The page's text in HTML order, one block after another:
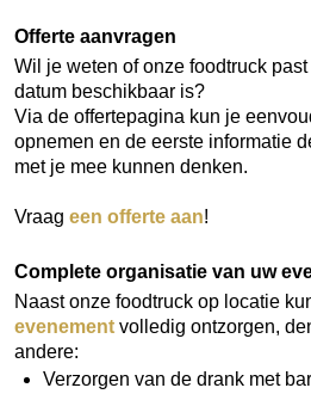
Offerte aanvragen
Wil je weten of onze foodtruck
datum beschikbaar is?
Via de offertepagina kun je
opnemen en de eerste informatie
met je mee kunnen denken.
Vraag een offerte aan!
Complete organisatie van uw
Naast onze foodtruck op locatie
evenement volledig ontzorgen,
andere:
Verzorgen van de drank met